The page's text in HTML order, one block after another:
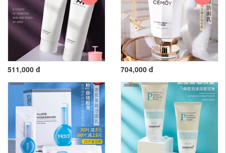
511,000 đ 704,000 đ